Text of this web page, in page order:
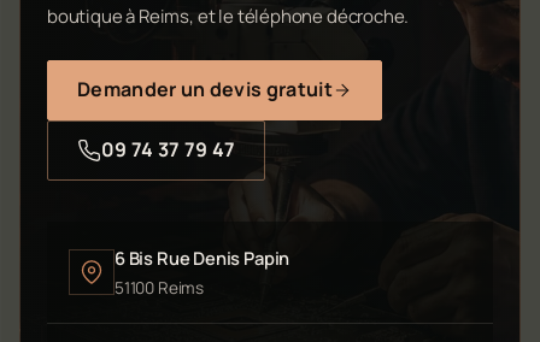
boutique à Reims, et le téléphone décroche.
Demander un devis gratuit
09 74 37 79 47
6 Bis Rue Denis Papin
51100 Reims